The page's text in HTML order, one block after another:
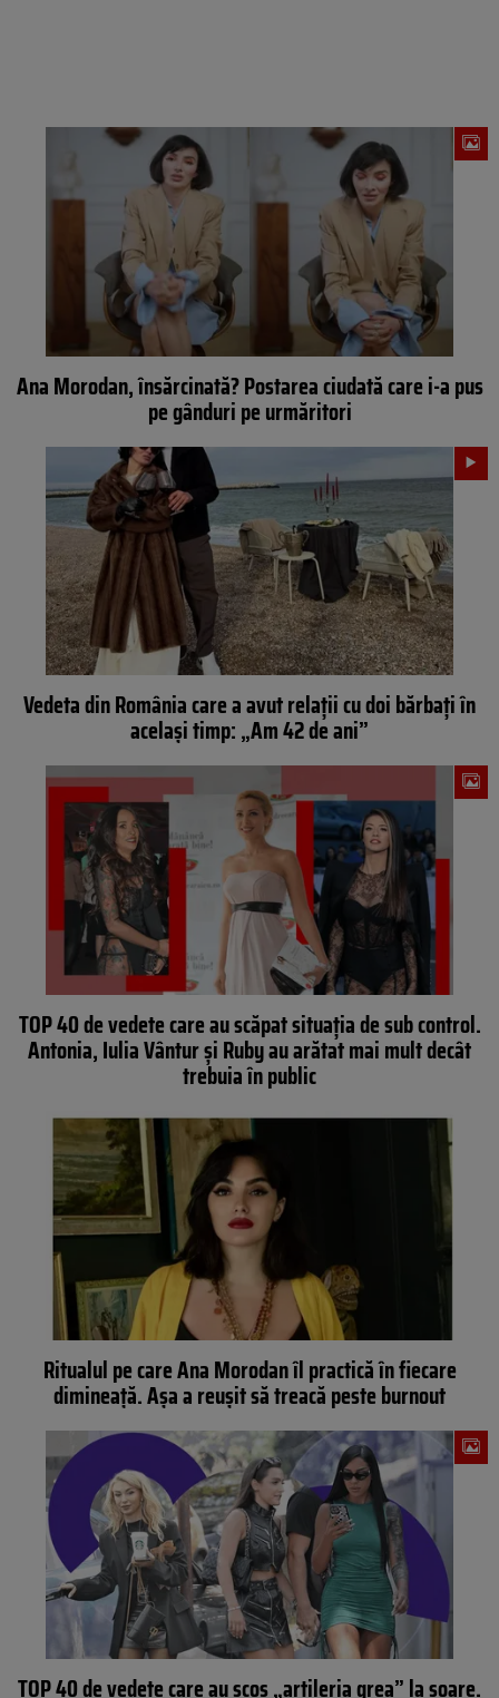
Ana Morodan, însărcinată? Postarea ciudată care i-a pus
pe gânduri pe urmăritori
Vedeta din România care a avut relații cu doi bărbați în
același timp: „Am 42 de ani”
TOP 40 de vedete care au scăpat situația de sub control.
Antonia, Iulia Vântur și Ruby au arătat mai mult decât
trebuia în public
Ritualul pe care Ana Morodan îl practică în fiecare
dimineață. Așa a reușit să treacă peste burnout
TOP 40 de vedete care au scos „artileria grea” la soare.